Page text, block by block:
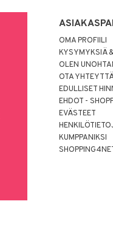
OMA PROFIILI
KYSYMYKSIÄ
OLEN
OTA
EDULLISET
EHDOT -
EVÄSTEET
KUMPPANIKSI